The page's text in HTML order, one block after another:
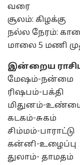
வரை
சூலம்: கிழக்கு
நல்ல நேரம்:
மாலை 5 மணி
இன்றைய
மேஷம்-நன்மை
ரிஷபம்-பக்தி
மிதுனம்-
கடகம்-சுகம்
சிம்மம்-பாராட்டு
கன்னி-உழைப்பு
துலாம்- தாமதம்